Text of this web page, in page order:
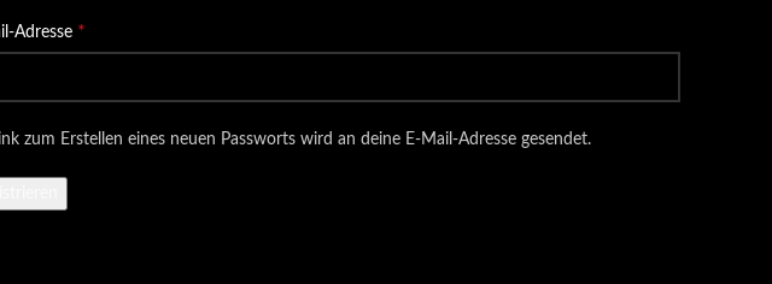
Adresse *
zum Erstellen eines neuen Passworts wird an deine E-Mail-Adresse gesendet.